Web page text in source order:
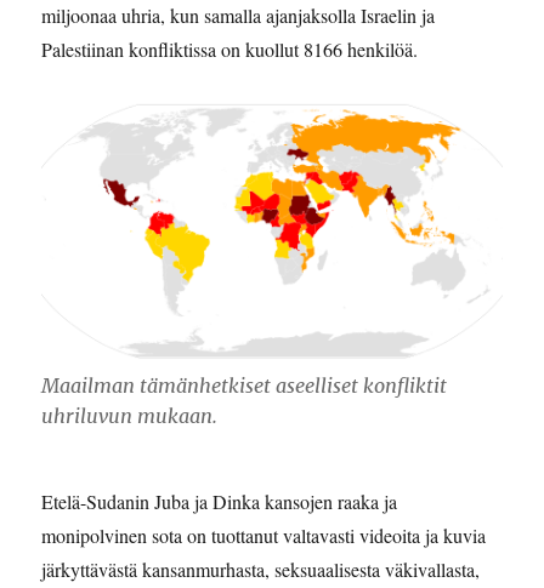
miljoonaa uhria, kun samalla ajanjaksolla Israelin ja
Palestiinan konfliktissa on kuollut 8166 henkilöä.
Maailman tämänhetkiset aseelliset konfliktit
uhriluvun mukaan.
Etelä-Sudanin Juba ja Dinka kansojen raaka ja
monipolvinen sota on tuottanut valtavasti videoita ja kuvia
järkyttävästä kansanmurhasta, seksuaalisesta väkivallasta,